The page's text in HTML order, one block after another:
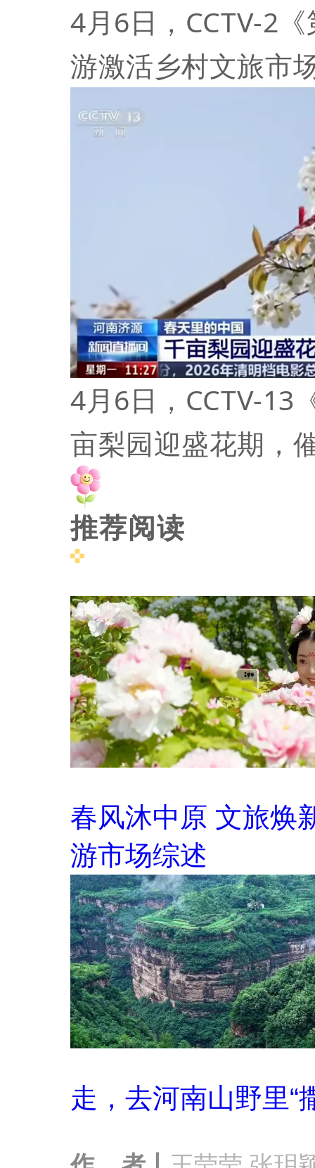
4月6日，CCTV-2
游激活乡村文旅市
4月6日，CCTV-13
亩梨园迎盛花期，
推荐阅读
春风沐中原 文旅
游市场综述
走，去河南山野里“